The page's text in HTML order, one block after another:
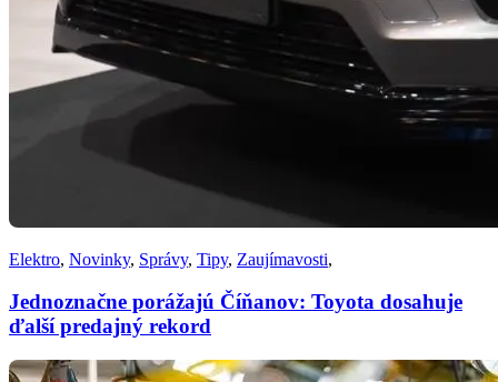
Elektro, Novinky, Správy, Tipy, Zaujímavosti,
Jednoznačne porážajú Číňanov: Toyota dosahuje
ďalší predajný rekord